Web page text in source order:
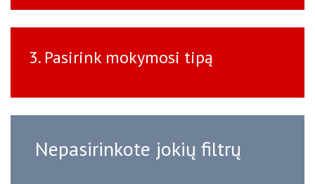
3. Pasirink mokymosi tipą
Nepasirinkote jokių filtrų